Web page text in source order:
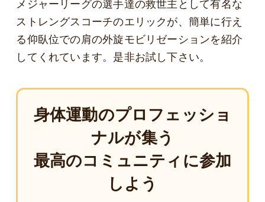
メジャーリーグの選手達の救世主として有名な
ストレングスコーチのエリックが、簡単に行え
る仰臥位での肩の外旋モビリゼーションを紹介
してくれています。是非お試し下さい。
身体運動のプロフェッショ
ナルが集う
最高のコミュニティに参加
しよう